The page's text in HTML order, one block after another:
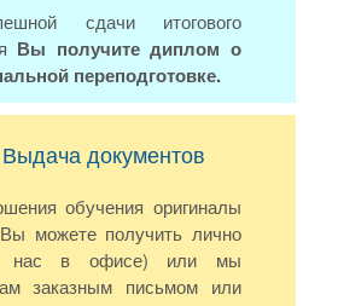
сдачи итогового
Вы получите диплом о
переподготовке.
Выдача документов
обучения оригиналы
можете получить лично
нас в офисе) или мы
заказным письмом или